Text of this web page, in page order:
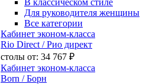
Для руководителя женщины
Все категории
Кабинет эконом-класса
Rio Direct / Рио директ
столы от: 34 767 ₽
Кабинет эконом-класса
Born / Борн